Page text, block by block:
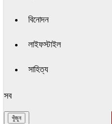
বিনোদন
লাইফস্টাইল
সাহিত্য
সব